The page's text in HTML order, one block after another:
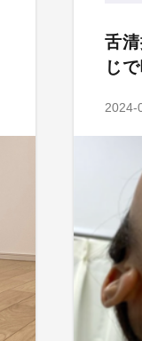
舌
じ
2024-